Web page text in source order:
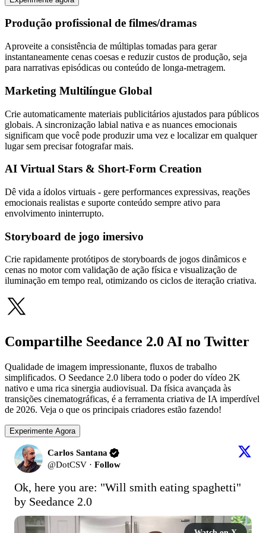
Produção profissional de filmes/dramas
Aproveite a consistência de múltiplas tomadas para gerar
instantaneamente cenas coesas e reduzir custos de produção, seja
para narrativas episódicas ou conteúdo de longa-metragem.
Marketing Multilíngue Global
Crie automaticamente materiais publicitários ajustados para públicos
globais. A sincronização labial nativa e as nuances emocionais
significam que você pode produzir uma vez e localizar em qualquer
lugar sem precisar fotografar mais.
AI Virtual Stars & Short-Form Creation
Dê vida a ídolos virtuais - gere performances expressivas, reações
emocionais realistas e suporte conteúdo sempre ativo para
envolvimento ininterrupto.
Storyboard de jogo imersivo
Crie rapidamente protótipos de storyboards de jogos dinâmicos e
cenas no motor com validação de ação física e visualização de
iluminação em tempo real, otimizando os ciclos de iteração criativa.
Compartilhe Seedance 2.0 AI no Twitter
Qualidade de imagem impressionante, fluxos de trabalho
simplificados. O Seedance 2.0 libera todo o poder do vídeo 2K
nativo e uma rica sinergia audiovisual. Da física avançada às
transições cinematográficas, é a ferramenta criativa de IA imperdível
de 2026. Veja o que os principais criadores estão fazendo!
Experimente Agora
Carlos Santana
@DotCSV · Follow
Ok, here you are: "Will smith eating spaghetti"
by Seedance 2.0